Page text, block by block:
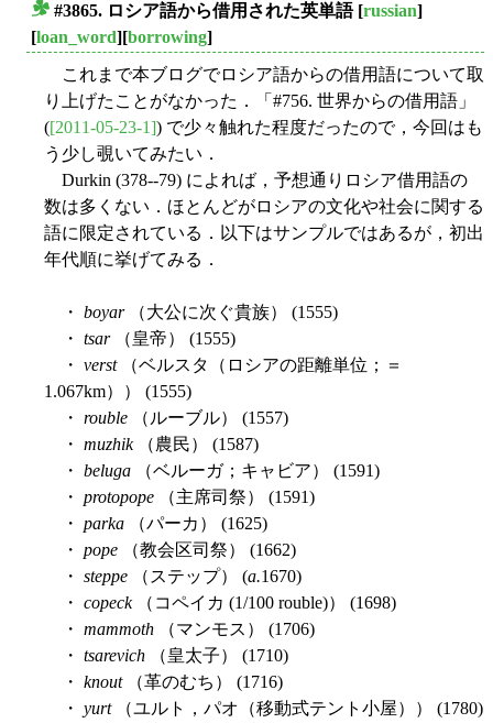
#3865. ロシア語から借用された英単語[russian]
[loan_word][borrowing]
これまで本ブログでロシア語からの借用語について取
り上げたことがなかった．「#756. 世界からの借用語」
([2011-05-23-1]) で少々触れた程度だったので，今回はも
う少し覗いてみたい．
Durkin (378--79) によれば，予想通りロシア借用語の
数は多くない．ほとんどがロシアの文化や社会に関する
語に限定されている．以下はサンプルではあるが，初出
年代順に挙げてみる．
・ boyar（大公に次ぐ貴族） (1555)
・ tsar（皇帝） (1555)
・ verst（ベルスタ（ロシアの距離単位；＝
1.067km）） (1555)
・ rouble （ルーブル） (1557)
・ muzhik（農民） (1587)
・ beluga （ベルーガ；キャビア） (1591)
・ protopope （主席司祭） (1591)
・ parka （パーカ） (1625)
・ pope （教会区司祭） (1662)
・ steppe （ステップ） (a.1670)
・ copeck（コペイカ (1/100 rouble)） (1698)
・ mammoth （マンモス） (1706)
・ tsarevich （皇太子） (1710)
・ knout（革のむち） (1716)
・ yurt（ユルト，パオ（移動式テント小屋）） (1780)